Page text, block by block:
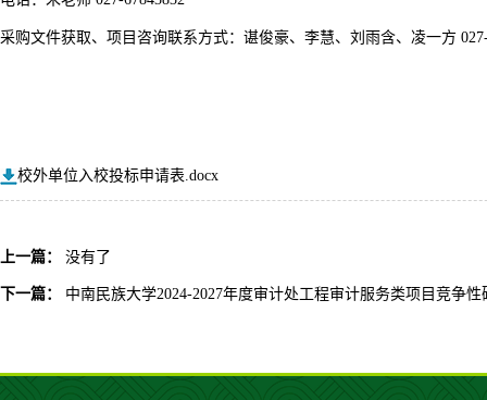
采购文件获取、项目咨询联系方式：谌俊豪、李慧、刘雨含、凌一方
校外单位入校投标申请表.docx
上一篇： 没有了
下一篇： 中南民族大学2024-2027年度审计处工程审计服务类项目竞争性